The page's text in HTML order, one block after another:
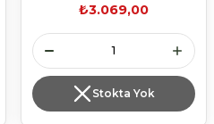
₺3.069,00
Stokta Yok